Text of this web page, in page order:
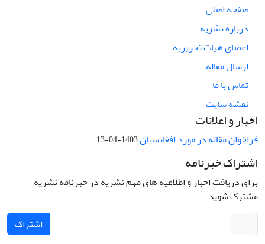
صفحه اصلی
درباره نشریه
اعضای هیات تحریریه
ارسال مقاله
تماس با ما
نقشه سایت
اخبار و اعلانات
فراخوان مقاله در مورد افغانستان1403-04-13
اشتراک خبرنامه
برای دریافت اخبار و اطلاعیه های مهم نشریه در خبرنامه نشریه
مشترک شوید.
اشتراک